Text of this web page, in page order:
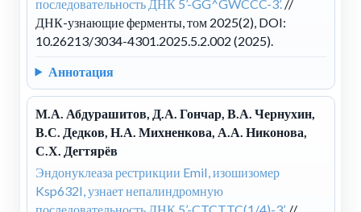
последовательность ДНК 5’-GG^GWCCC-3’. //
ДНК-узнающие ферменты, том 2025(2), DOI:
10.26213/3034-4301.2025.5.2.002 (2025).
Аннотация
М.А. Абдурашитов, Д.А. Гончар, В.А. Чернухин,
В.С. Дедков, Н.А. Михненкова, А.А. Никонова,
С.Х. Дегтярёв
Эндонуклеаза рестрикции EmiI, изошизомер
Ksp632I, узнает непалиндромную